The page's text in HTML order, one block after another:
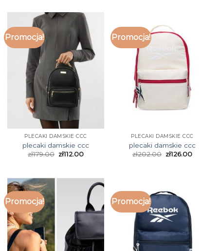
Promocja!
PLECAKI DAMSKIE CCC
plecaki damskie ccc
zł179.00 zł112.00
Promocja!
PLECAKI DAMSKIE CCC
plecaki damskie ccc
zł202.00 zł126.00
Promocja! Promocja!